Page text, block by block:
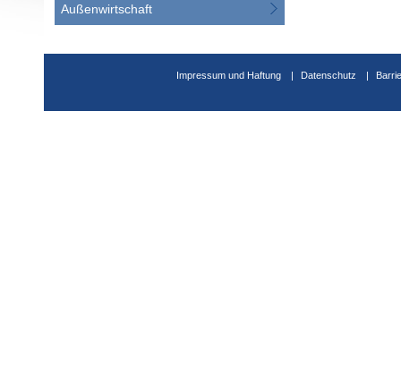
Außenwirtschaft
Impressum und Haftung Datenschutz